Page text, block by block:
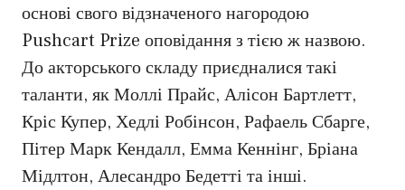
основі свого відзначеного нагородою
Pushcart Prize оповідання з тією ж назвою.
До акторського складу приєдналися такі
таланти, як Моллі Прайс, Алісон Бартлетт,
Кріс Купер, Хедлі Робінсон, Рафаель Сбарге,
Пітер Марк Кендалл, Емма Кеннінг, Бріана
Мідлтон, Алесандро Бедетті та інші.